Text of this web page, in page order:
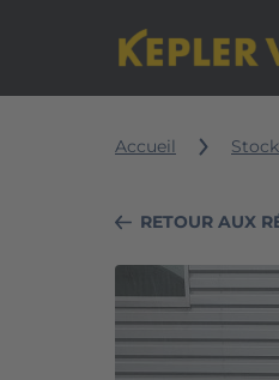
Accueil Stock
RETOUR AUX
VOLVO
XC60